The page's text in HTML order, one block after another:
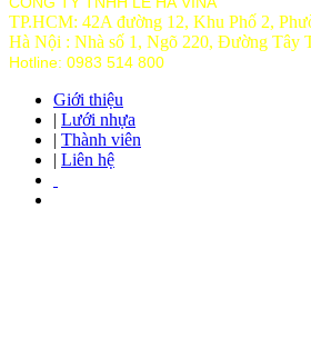
TP.HCM: 42A đường 12, Khu Phố 2,
Hà Nội : Nhà số 1, Ngõ 220, Đường Tây
Hotline: 0983 514 800
Giới thiệu
| Lưới nhựa
| Thành viên
| Liên hệ